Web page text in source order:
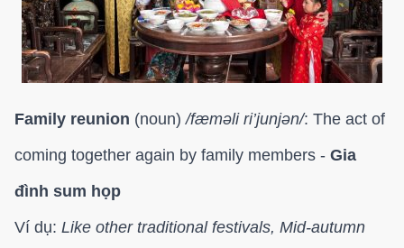
Family reunion (noun)/fæməli ri’junjən/: The act of
coming together again by family members - Gia
đình sum họp
Ví dụ: Like other traditional festivals, Mid-autumn